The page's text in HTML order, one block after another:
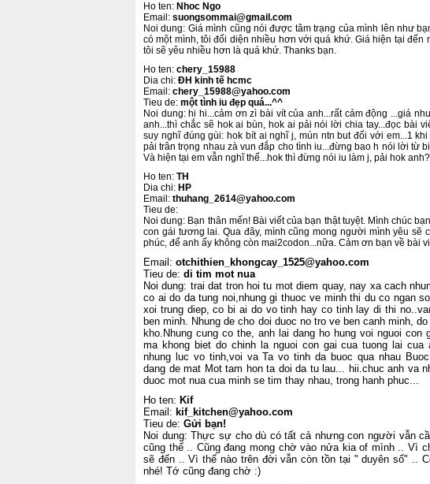
Ho ten: Nhoc Ngo
Email: suongsommai@gmail.com
Noi dung: Giá mình cũng nói được tâm trạng của mình lên như
có một mình, tôi đối diện nhiều hơn với quá khứ. Giá hiện tại đến
tôi sẽ yêu nhiều hơn là quá khứ. Thanks bạn.
Ho ten: chery_15988
Dia chi: ĐH kinh tế hcmc
Email: chery_15988@yahoo.com
Tieu de: một tình iu đẹp quá...^^
Noi dung: hi hi...cảm ơn zì bài vít của anh...rất cảm động ...giá
anh...thì chắc sẽ hok ai bùn, hok ai pải nói lời chia tay...đọc bài
suy nghĩ đúng gùi: hok bít ai nghĩ j, mún ntn but đối với em...1
pải trân trọng nhau zà vun đắp cho tình iu...đừng bao h nói lời từ
Và hiện tại em vẫn nghĩ thế...hok thì đừng nói iu làm j, pải hok
Ho ten: TH
Dia chi: HP
Email: thuhang_2614@yahoo.com
Tieu de:
Noi dung: Bạn thân mến! Bài viết của bạn thật tuyệt. Mình chúc
con gái tương lai. Qua đây, mình cũng mong người mình yêu sẽ
phúc, để anh ấy không còn mai2codon...nữa. Cảm ơn bạn về bài
Email: otchithien_khongcay_1525@yahoo.com
Tieu de: di tim mot nua
Noi dung: trai dat tron hoi tu mot diem quay, nay xa cach
co ai do da tung noi,nhung gi thuoc ve minh thi du co ngan
xoi trung diep, co bi ai do vo tinh hay co tinh lay di thi
ben minh. Nhung de cho doi duoc no tro ve ben canh minh,
kho.Nhung cung co the, anh lai dang ho hung voi nguoi con
ma khong biet do chinh la nguoi con gai cua tuong lai cua
nhung luc vo tinh,voi va Ta vo tinh da buoc qua nhau
dang de mat Mot tam hon ta doi da tu lau... hii.chuc anh va
duoc mot nua cua minh se tim thay nhau, trong hanh phuc...
Ho ten: Kif
Email: kif_kitchen@yahoo.com
Tieu de: Gửi bạn!
Noi dung: Thực sự cho dù có tất cả nhưng con người vẫn
cũng thế .. Cũng đang mong chờ vào nửa kia of mình .. Vì
sẽ đến .. Vì thể nào trên đời vẫn còn tồn tại " duyên số" ..
nhé! Tớ cũng đang chờ :)